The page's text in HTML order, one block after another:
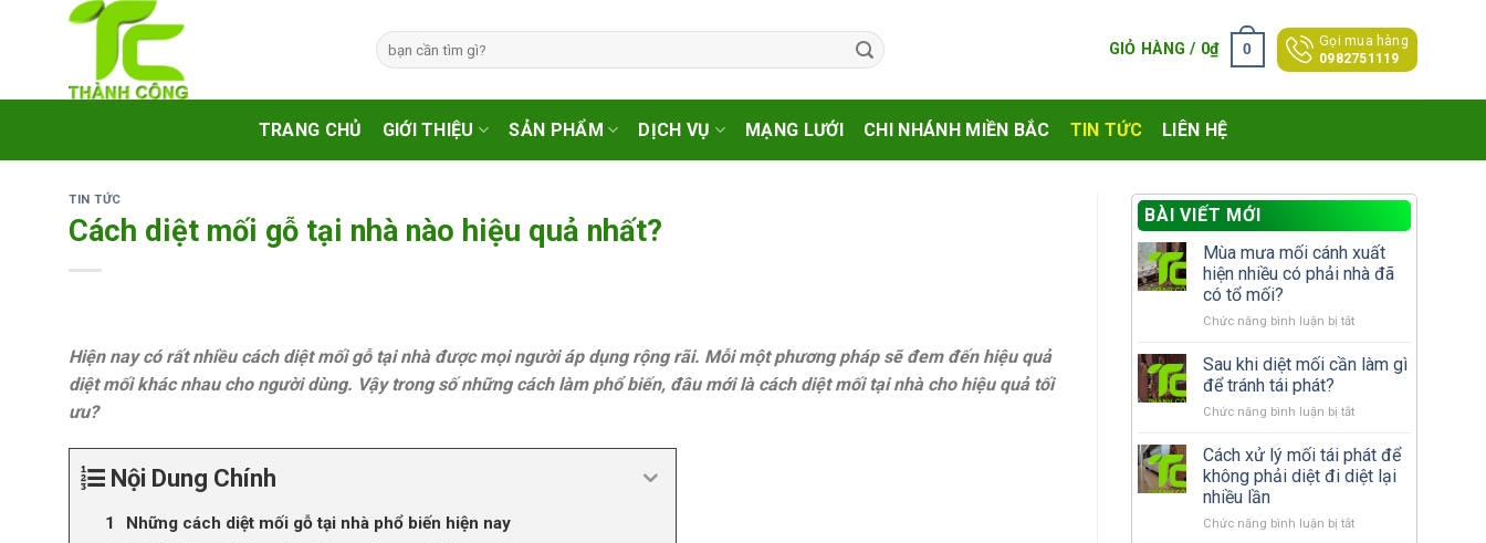
Tìm
kiếm:
GIỎ HÀNG / 0₫ 0
Gọi mua hàng
0982751119
TRANG CHỦ GIỚI THIỆU SẢN PHẨM DỊCH VỤ MẠNG LƯỚI CHI NHÁNH MIỀN BẮC TIN TỨC LIÊN HỆ
TIN TỨC
Cách diệt mối gỗ tại nhà nào hiệu quả nhất?
Hiện nay có rất nhiều cách diệt mối gỗ tại nhà được mọi người áp dụng rộng rãi. Mỗi một phương pháp sẽ đem đến hiệu quả
diệt mối khác nhau cho người dùng. Vậy trong số những cách làm phổ biến, đâu mới là cách diệt mối tại nhà cho hiệu quả tối
ưu?
Nội Dung Chính
Những cách diệt mối gỗ tại nhà phổ biến hiện nay
BÀI VIẾT MỚI
Mùa mưa mối cánh xuất
hiện nhiều có phải nhà đã
có tổ mối?
Chức năng bình luận bị tắtở
mưa
xuất
nhiều
có
phải
đã
Sau khi diệt mối cần làm gì
để tránh tái phát?
Chức năng bình luận bị tắtở
khi
diệt
mối
làm
Cách xử lý mối tái phát để
không phải diệt đi diệt lại
nhiều lần
Chức năng bình luận bị tắtở